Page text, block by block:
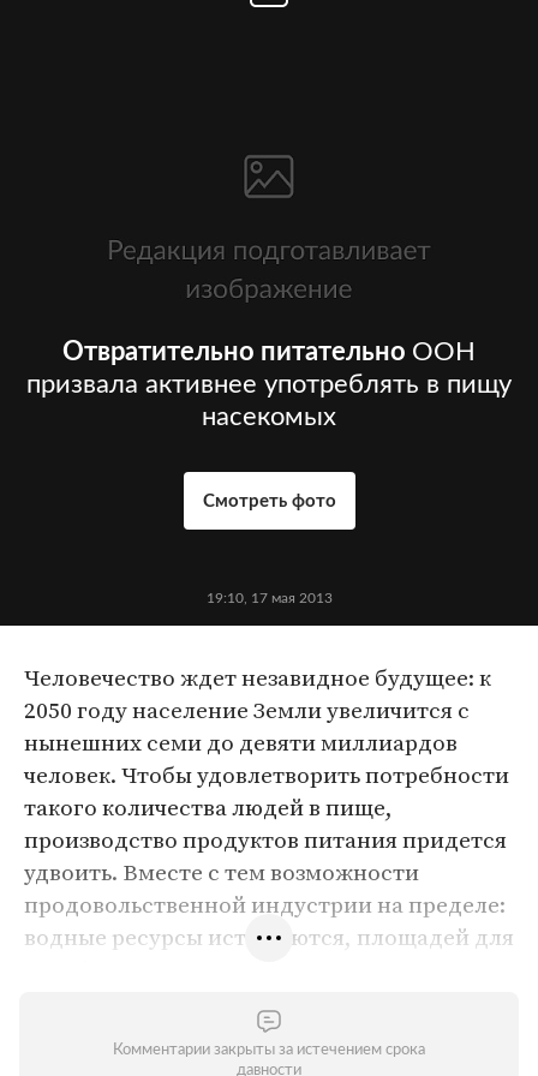
Отвратительно питательно ООН
призвала активнее употреблять в пищу
насекомых
Смотреть фото
19:10, 17 мая 2013
Человечество ждет незавидное будущее: к
2050 году население Земли увеличится с
нынешних семи до девяти миллиардов
человек. Чтобы удовлетворить потребности
такого количества людей в пище,
производство продуктов питания придется
удвоить. Вместе с тем возможности
продовольственной индустрии на пределе:
водные ресурсы истощаются, площадей для
сокращению многих популяций
употребляемой в пищу рыбы.
Комментарии закрыты за истечением срока
давности